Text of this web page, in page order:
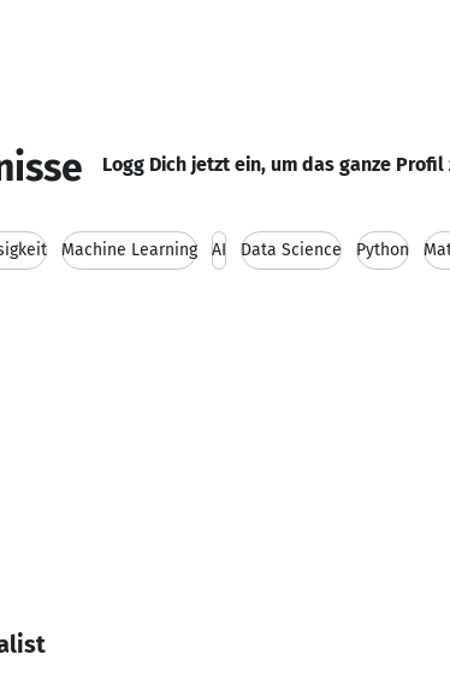
Logg Dich jetzt ein, um das ganze Profil
Machine Learning AI Data Science Python